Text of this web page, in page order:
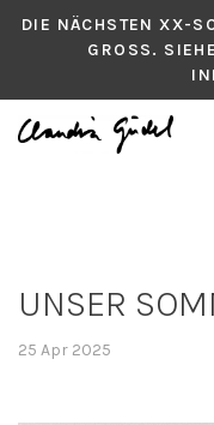
DIE NÄCHSTEN XX-
GROSS.
UNSER
25 Apr 2025